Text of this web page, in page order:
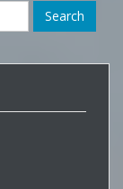
Search